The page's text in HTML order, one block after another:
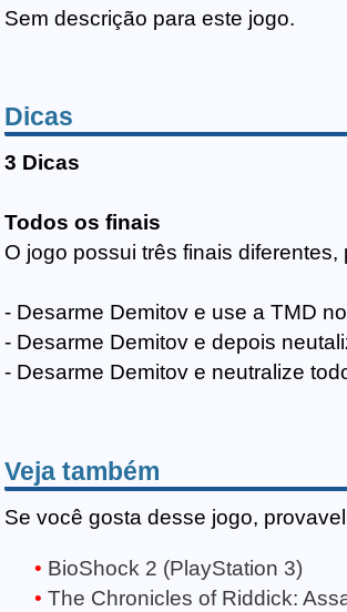
Sem descrição para este jogo.
Dicas
3 Dicas
Todos os finais
O jogo possui três finais
- Desarme Demitov e use a TMD
- Desarme Demitov e depois
- Desarme Demitov e neutralize
Veja também
Se você gosta desse jogo,
BioShock 2 (PlayStation 3)
The Chronicles of Riddick: